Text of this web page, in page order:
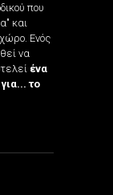
που
και
Ενός
να
ένα
το